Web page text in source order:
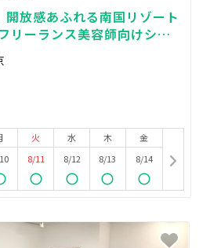
放感あふれる南国リゾート
リーランス美容師向けシャ
しブース
火
8/11
水
8/12
木
8/13
金
8/14